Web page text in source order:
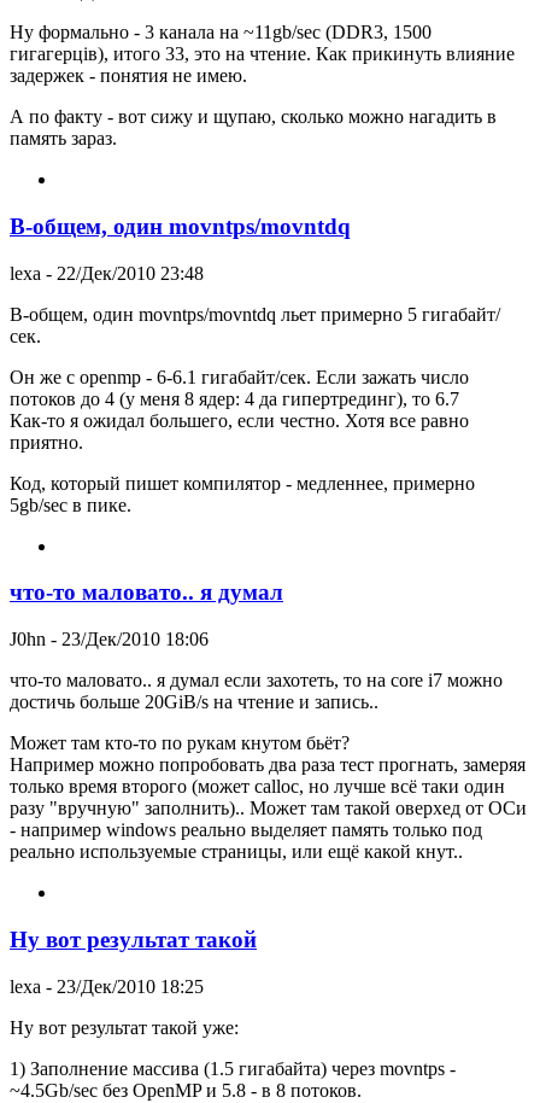
Ну формально - 3 канала на ~11gb/sec (DDR3, 1500
гигагерцiв), итого 33, это на чтение. Как прикинуть влияние
задержек - понятия не имею.
А по факту - вот сижу и щупаю, сколько можно нагадить в
память зараз.
В-общем, один movntps/movntdq
lexa - 22/Дек/2010 23:48
В-общем, один movntps/movntdq льет примерно 5 гигабайт/
сек.
Он же с openmp - 6-6.1 гигабайт/сек. Если зажать число
потоков до 4 (у меня 8 ядер: 4 да гипертрединг), то 6.7
Как-то я ожидал большего, если честно. Хотя все равно
приятно.
Код, который пишет компилятор - медленнее, примерно
5gb/sec в пике.
что-то маловато.. я думал
J0hn - 23/Дек/2010 18:06
что-то маловато.. я думал если захотеть, то на core i7 можно
достичь больше 20GiB/s на чтение и запись..
Может там кто-то по рукам кнутом бьёт?
Например можно попробовать два раза тест прогнать, замеряя
только время второго (может calloc, но лучше всё таки один
разу "вручную" заполнить).. Может там такой оверхед от ОСи
- например windows реально выделяет память только под
реально используемые страницы, или ещё какой кнут..
Ну вот результат такой
lexa - 23/Дек/2010 18:25
Ну вот результат такой уже:
1) Заполнение массива (1.5 гигабайта) через movntps -
~4.5Gb/sec без OpenMP и 5.8 - в 8 потоков.